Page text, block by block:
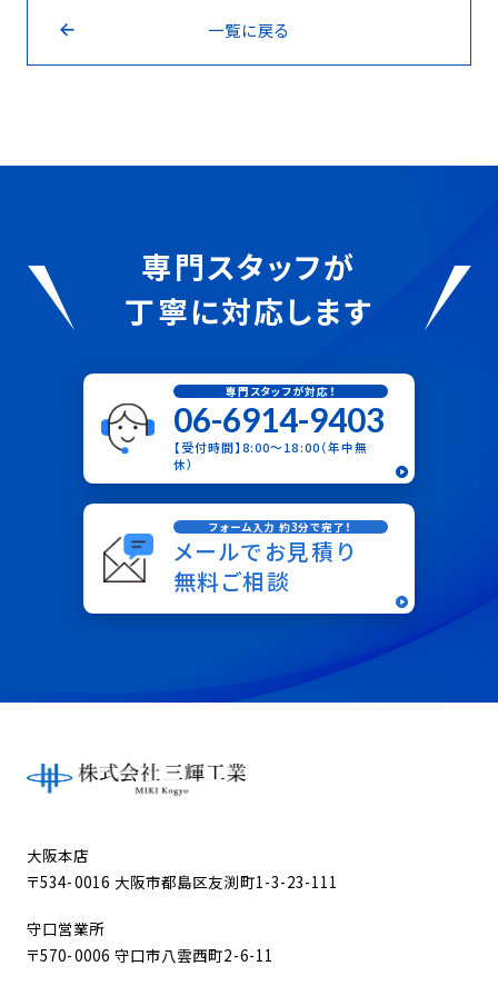
一覧に戻る
専門スタッフが
丁寧に対応します
専門スタッフが対応！
06-6914-9403
【受付時間】8:00〜18:00（年中無
休）
フォーム入力 約3分で完了！
メールでお見積り
無料ご相談
大阪本店
〒534-0016 大阪市都島区友渕町1-3-23-111
守口営業所
〒570-0006 守口市八雲西町2-6-11